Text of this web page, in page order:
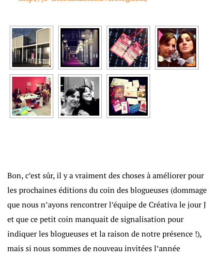
Bon, c’est sûr, il y a vraiment des choses à améliorer pour
les prochaines éditions du coin des blogueuses (dommage
que nous n’ayons rencontrer l’équipe de Créativa le jour J
et que ce petit coin manquait de signalisation pour
indiquer les blogueuses et la raison de notre présence !),
mais si nous sommes de nouveau invitées l’année